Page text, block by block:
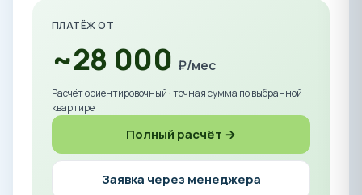
ПЛАТЁЖ ОТ
~28 000 ₽/мес
Расчёт ориентировочный · точная сумма по выбранной
квартире
Полный расчёт →
Заявка через менеджера